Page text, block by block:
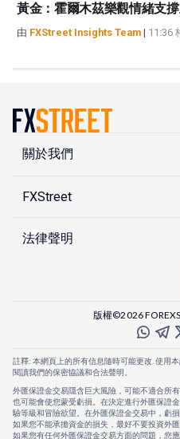
黃金：霍爾木茲樂觀情緒支
由 FXStreet Insights Team | 11:36
關於我們
FXStreet
法律聲明
版權©2026
註釋: 本網頁上的所有信息隨時可能更改. 使用
閱讀我們的保密協議和合法聲明。
外匯保證金交易隱含巨大風險，可能不適合所
也可能會使您蒙受虧損。在決定進行外匯保證
驗等級和冒險欲望。在外匯保證金交易中，虧
如果您不能承擔資金的損失，最好不要投資外
如果您有任何外匯保證金交易方面的問題，您